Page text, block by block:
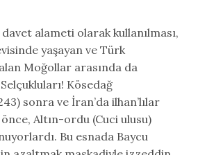
alameti olarak kullanılması,
yaşayan ve Türk
Moğollar arasında da
Kösedağ
sonra ve İran’da ilhan’lılar
Altın-ordu (Cuci ulusu)
Bu esnada Baycu